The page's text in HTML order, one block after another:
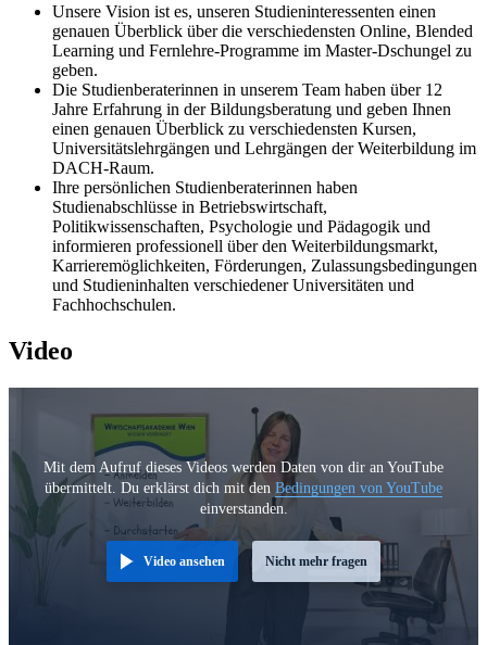
Unsere Vision ist es, unseren Studieninteressenten einen
genauen Überblick über die verschiedensten Online, Blended
Learning und Fernlehre-Programme im Master-Dschungel zu
geben.
Die Studienberaterinnen in unserem Team haben über 12
Jahre Erfahrung in der Bildungsberatung und geben Ihnen
einen genauen Überblick zu verschiedensten Kursen,
Universitätslehrgängen und Lehrgängen der Weiterbildung im
DACH-Raum.
Ihre persönlichen Studienberaterinnen haben
Studienabschlüsse in Betriebswirtschaft,
Politikwissenschaften, Psychologie und Pädagogik und
informieren professionell über den Weiterbildungsmarkt,
Karrieremöglichkeiten, Förderungen, Zulassungsbedingungen
und Studieninhalten verschiedener Universitäten und
Fachhochschulen.
Video
Mit dem Aufruf dieses Videos werden Daten von dir an YouTube
übermittelt. Du erklärst dich mit den Bedingungen von YouTube
einverstanden.
Video ansehen Nicht mehr fragen